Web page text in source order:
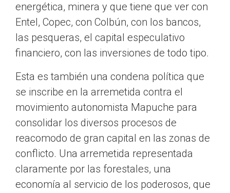
energética, minera y que tiene que ver con
Entel, Copec, con Colbún, con los bancos,
las pesqueras, el capital especulativo
financiero, con las inversiones de todo tipo.
Esta es también una condena política que
se inscribe en la arremetida contra el
movimiento autonomista Mapuche para
consolidar los diversos procesos de
reacomodo de gran capital en las zonas de
conflicto. Una arremetida representada
claramente por las forestales, una
economía al servicio de los poderosos, que